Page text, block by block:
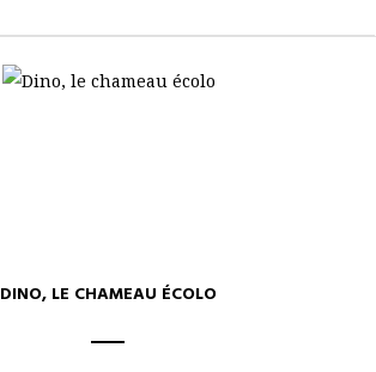
DINO, LE CHAMEAU ÉCOLO